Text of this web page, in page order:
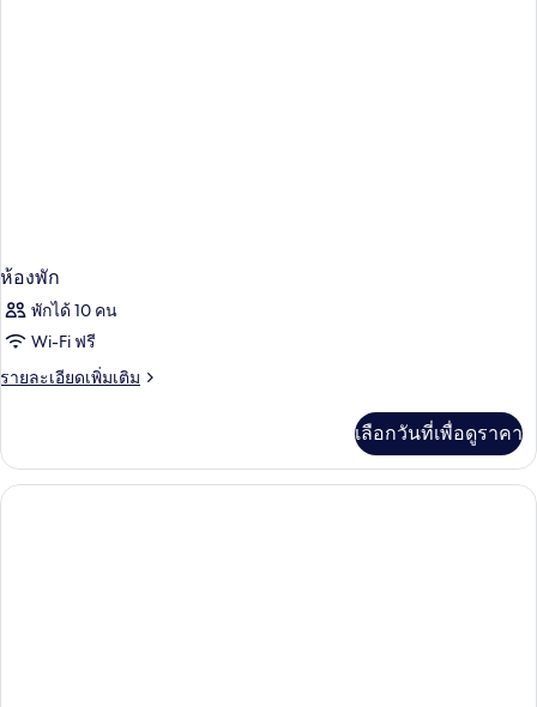
ห้องพัก
พักได้ 10 คน
Wi-Fi ฟรี
รายละเอียดเพิ่มเติม
ราย
เกี่ยว
กับ
ห้อง
เลือกวันที่เพื่อดูราคา